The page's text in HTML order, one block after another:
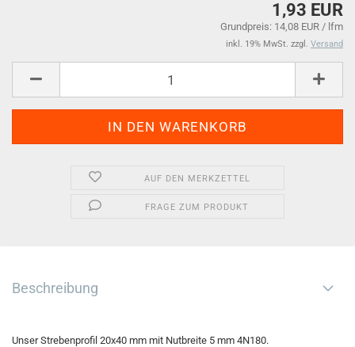
1,93 EUR
Grundpreis: 14,08 EUR / lfm
inkl. 19% MwSt. zzgl. Versand
AUF DEN MERKZETTEL
FRAGE ZUM PRODUKT
Beschreibung
Unser Strebenprofil 20x40 mm mit Nutbreite 5 mm 4N180.